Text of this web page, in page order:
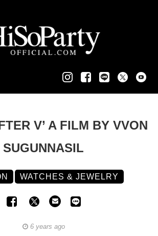
V’ A FILM BY VVON
SUGUNNASIL
WATCHES & JEWELRY
6 years ago